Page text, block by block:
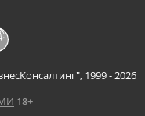
1999 - 2026
18+